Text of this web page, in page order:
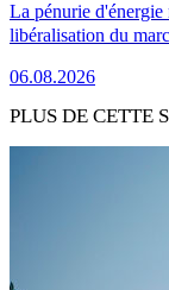
La pénurie
libéralisation du
06.08.2026
PLUS DE CETTE